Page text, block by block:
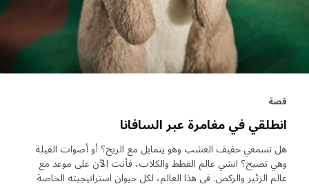
قصة
انطلقي في مغامرة عبر السافانا
هل تسمعي حفيف العشب وهو يتمايل مع الريح؟ أو أصوات الفيلة
وهي تصيح؟ انسَي عالم القطط والكلاب، فأنت الآن على موعد مع
عالم الزئير والركض. في هذا العالم، لكل حيوان استراتيجيته الخاصة